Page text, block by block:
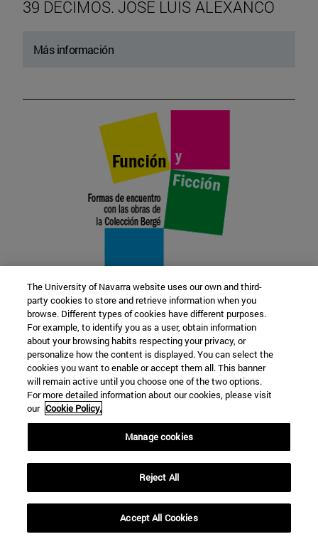
39 DÉCIMOS. JOSÉ LUIS ALEXANCO
Más información
22 SEP
FUNCIÓN Y FICCIÓN. Varios artistas
Más información
The University of Navarra website uses our own and third-
party cookies to store and retrieve information when you
browse. Different types of cookies have different purposes.
For example, to identify you as a user, obtain information
about your browsing habits respecting your privacy, or
personalize how the content is displayed. You can select the
cookies you want to enable or accept them all. This banner
will remain active until you choose one of the two options.
For more detailed information about our cookies, please visit
our Cookie Policy.
Manage cookies
Reject All
Accept All Cookies